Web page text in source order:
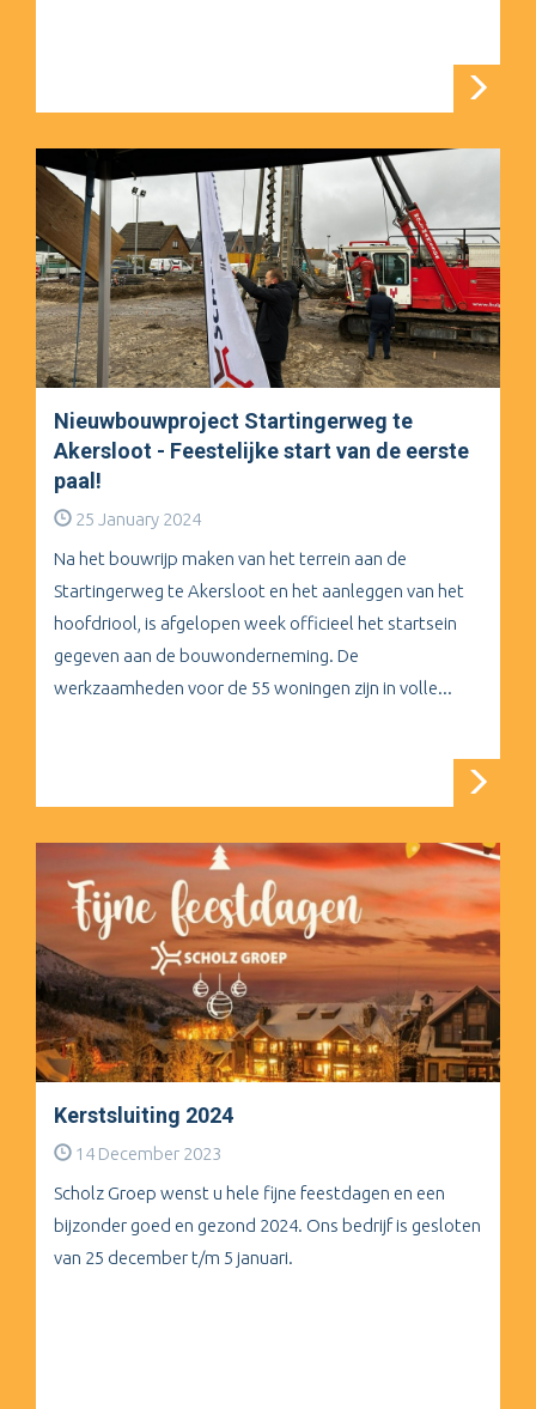
Nieuwbouwproject Startingerweg te
Akersloot - Feestelijke start van de eerste
paal!
25 January 2024
Na het bouwrijp maken van het terrein aan de
Startingerweg te Akersloot en het aanleggen van het
hoofdriool, is afgelopen week officieel het startsein
gegeven aan de bouwonderneming. De
werkzaamheden voor de 55 woningen zijn in volle...
Kerstsluiting 2024
14 December 2023
Scholz Groep wenst u hele fijne feestdagen en een
bijzonder goed en gezond 2024. Ons bedrijf is gesloten
van 25 december t/m 5 januari.